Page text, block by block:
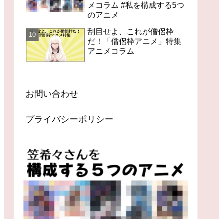
メコラム #私を構成する5つ
のアニメ
刮目せよ、これが僧侶枠
だ！「僧侶枠アニメ」特集
アニメコラム
お問い合わせ
プライバシーポリシー